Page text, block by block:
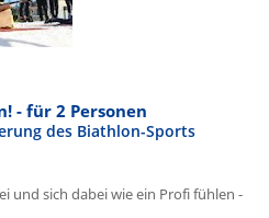
- für 2 Personen
des Biathlon-Sports
und sich dabei wie ein Profi fühlen -